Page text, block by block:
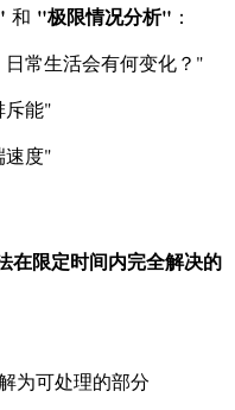
和 "极限情况分析" ：
常生活会有何变化？"
斥能"
速度"
在限定时间内完全解决的
为可处理的部分